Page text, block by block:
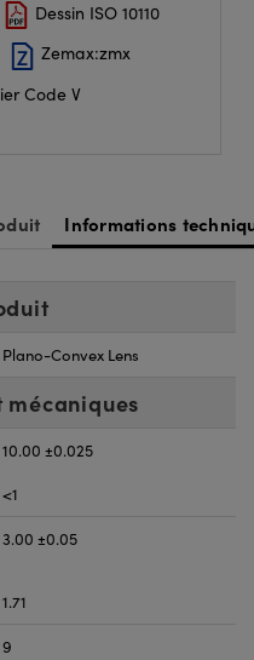
Dessin ISO 10110
Zemax:zmx
Code V
Informations
Plano-Convex Lens
mécaniques
10.00 ±0.025
<1
3.00 ±0.05
1.71
9